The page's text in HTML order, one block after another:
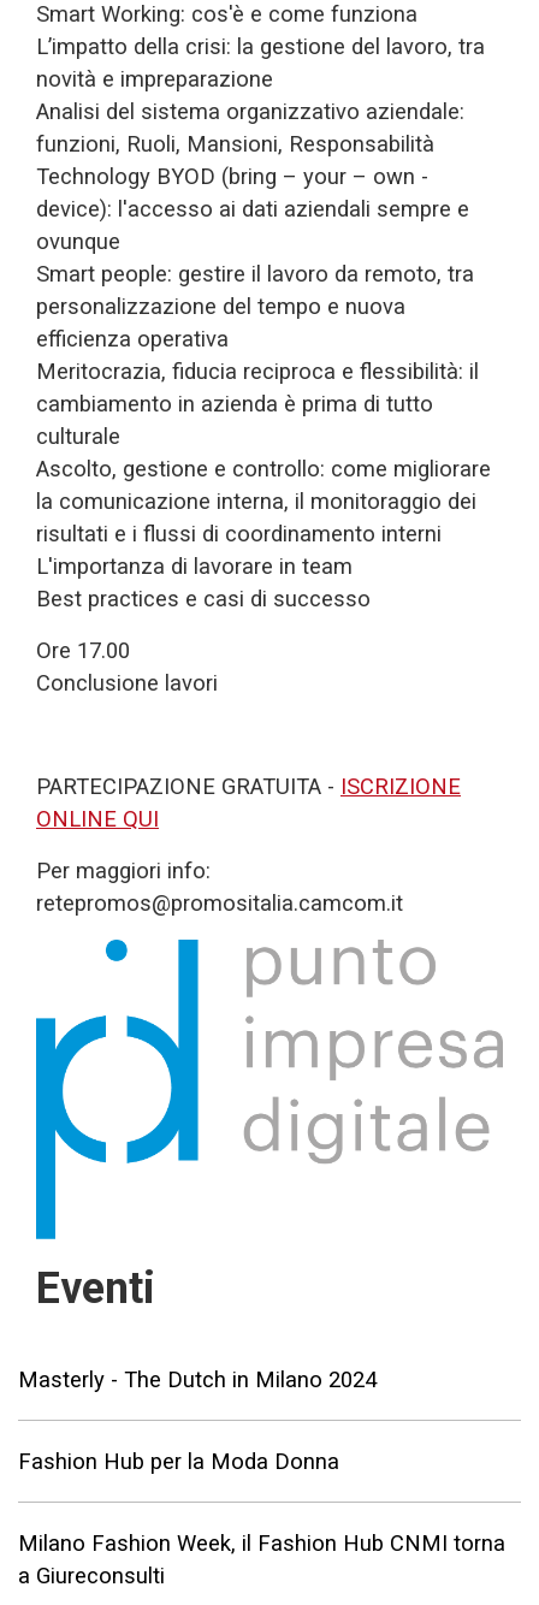
Smart Working: cos'è e come funziona
L’impatto della crisi: la gestione del lavoro, tra
novità e impreparazione
Analisi del sistema organizzativo aziendale:
funzioni, Ruoli, Mansioni, Responsabilità
Technology BYOD (bring – your – own -
device): l'accesso ai dati aziendali sempre e
ovunque
Smart people: gestire il lavoro da remoto, tra
personalizzazione del tempo e nuova
efficienza operativa
Meritocrazia, fiducia reciproca e flessibilità: il
cambiamento in azienda è prima di tutto
culturale
Ascolto, gestione e controllo: come migliorare
la comunicazione interna, il monitoraggio dei
risultati e i flussi di coordinamento interni
L'importanza di lavorare in team
Best practices e casi di successo
Ore 17.00
Conclusione lavori
PARTECIPAZIONE GRATUITA - ISCRIZIONE
ONLINE QUI
Per maggiori info:
retepromos@promositalia.camcom.it
Eventi
Masterly - The Dutch in Milano 2024
Fashion Hub per la Moda Donna
Milano Fashion Week, il Fashion Hub CNMI torna
a Giureconsulti